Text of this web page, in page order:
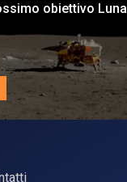
obiettivo Luna